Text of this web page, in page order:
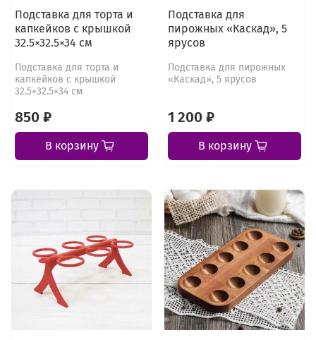
Подставка для торта и
капкейков с крышкой
32.5×32.5×34 см
Подставка для торта и
капкейков с крышкой
32.5×32.5×34 см
850 ₽
В корзину
Подставка для
пирожных «Каскад», 5
ярусов
Подставка для пирожных
«Каскад», 5 ярусов
1 200 ₽
В корзину